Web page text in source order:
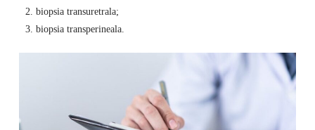
biopsia transuretrala;
biopsia transperineala.